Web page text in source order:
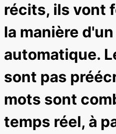
récits, ils vont
la manière
automatique.
sont pas
mots sont
temps réel, à